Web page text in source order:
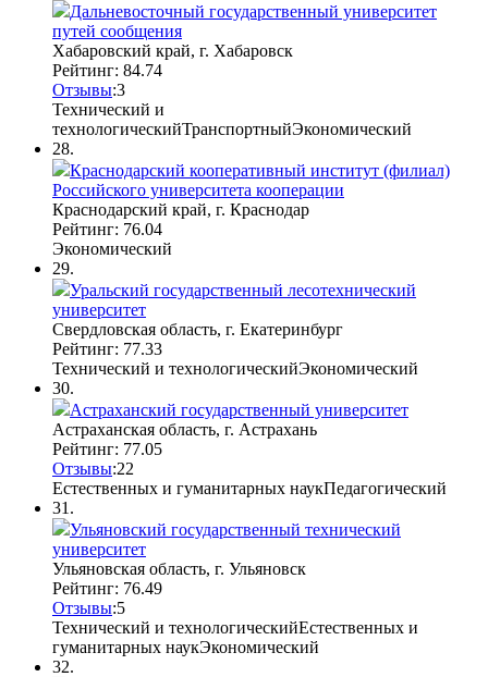
Дальневосточный государственный университет
путей сообщения
Хабаровский край, г. Хабаровск
Рейтинг: 84.74
Отзывы:3
Технический и
технологическийТранспортныйЭкономический
28.
Краснодарский кооперативный институт (филиал)
Российского университета кооперации
Краснодарский край, г. Краснодар
Рейтинг: 76.04
Экономический
29.
Уральский государственный лесотехнический
университет
Свердловская область, г. Екатеринбург
Рейтинг: 77.33
Технический и технологическийЭкономический
30.
Астраханский государственный университет
Астраханская область, г. Астрахань
Рейтинг: 77.05
Отзывы:22
Естественных и гуманитарных наукПедагогический
31.
Ульяновский государственный технический
университет
Ульяновская область, г. Ульяновск
Рейтинг: 76.49
Отзывы:5
Технический и технологическийЕстественных и
гуманитарных наукЭкономический
32.